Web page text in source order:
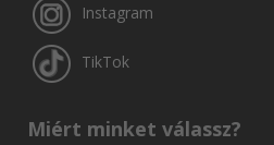
Instagram
TikTok
Miért minket válassz?